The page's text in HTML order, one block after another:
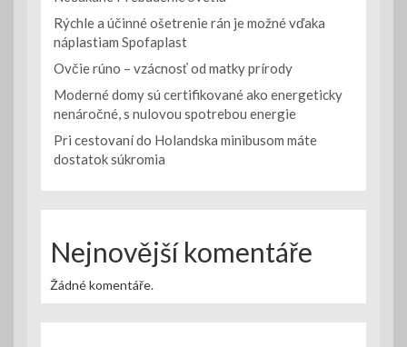
Rýchle a účinné ošetrenie rán je možné vďaka
náplastiam Spofaplast
Ovčie rúno – vzácnosť od matky prírody
Moderné domy sú certifikované ako energeticky
nenáročné, s nulovou spotrebou energie
Pri cestovaní do Holandska minibusom máte
dostatok súkromia
Nejnovější komentáře
Žádné komentáře.